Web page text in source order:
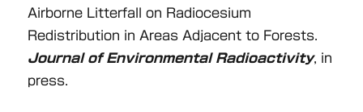
Airborne Litterfall on Radiocesium
Redistribution in Areas Adjacent to Forests.
Journal of Environmental Radioactivity, in
press.